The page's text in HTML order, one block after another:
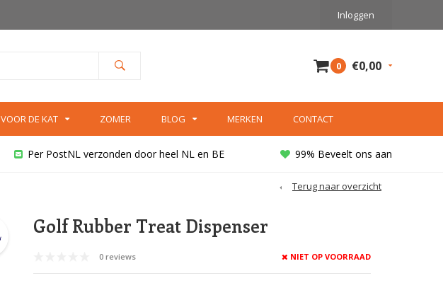
Inloggen
0 €0,00
VOOR DE KAT ZOMER BLOG MERKEN CONTACT
Per PostNL verzonden door heel NL en BE 99% Beveelt ons aan
Terug naar overzicht
Golf Rubber Treat Dispenser
0 reviews NIET OP VOORRAAD